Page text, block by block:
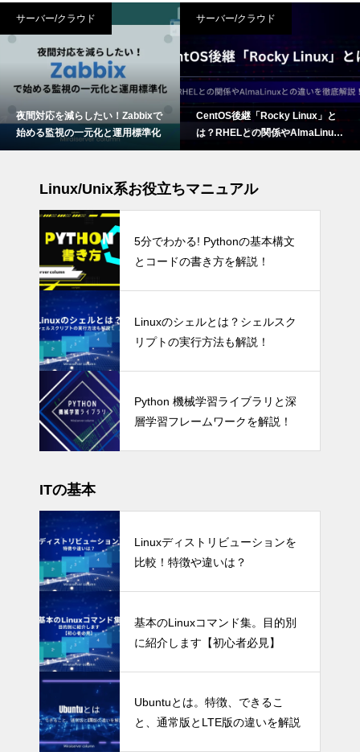
サーバー/クラウド
夜間対応を減らしたい！Zabbixで
始める監視の一元化と運用標準化
サーバー/クラウド
CentOS後継「Rocky Linux」と
は？RHELとの関係やAlmaLinux
との違いを徹底解説！
Linux/Unix系お役立ちマニュアル
5分でわかる! Pythonの基本構文
とコードの書き方を解説！
Linuxのシェルとは？シェルスク
リプトの実行方法も解説！
Python 機械学習ライブラリと深
層学習フレームワークを解説！
ITの基本
Linuxディストリビューションを
比較！特徴や違いは？
基本のLinuxコマンド集。目的別
に紹介します【初心者必見】
Ubuntuとは。特徴、できるこ
と、通常版とLTE版の違いを解説